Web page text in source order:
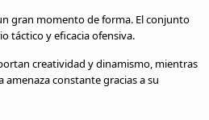
gran momento de forma. El conjunto
táctico y eficacia ofensiva.
creatividad y dinamismo, mientras
amenaza constante gracias a su